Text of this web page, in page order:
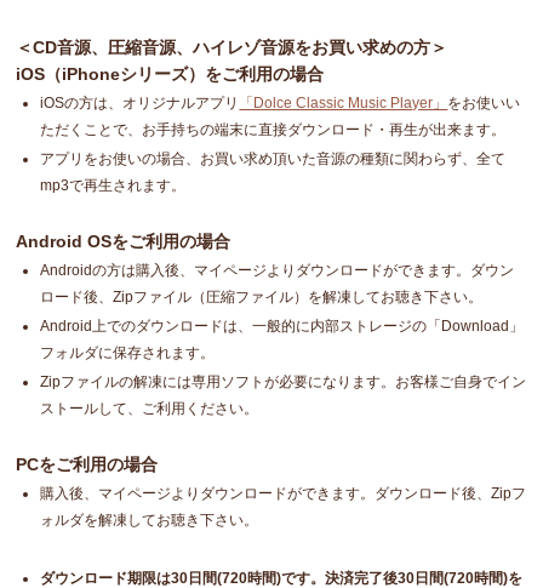
＜CD音源、圧縮音源、ハイレゾ音源をお買い求めの方＞
iOS（iPhoneシリーズ）をご利用の場合
iOSの方は、オリジナルアプリ 「Dolce Classic Music Player」 をお使いい
ただくことで、お手持ちの端末に直接ダウンロード・再生が出来ます。
アプリをお使いの場合、お買い求め頂いた音源の種類に関わらず、全て
mp3で再生されます。
Android OSをご利用の場合
Androidの方は購入後、マイページよりダウンロードができます。ダウン
ロード後、Zipファイル（圧縮ファイル）を解凍してお聴き下さい。
Android上でのダウンロードは、一般的に内部ストレージの「Download」
フォルダに保存されます。
Zipファイルの解凍には専用ソフトが必要になります。お客様ご自身でイン
ストールして、ご利用ください。
PCをご利用の場合
購入後、マイページよりダウンロードができます。ダウンロード後、Zipフ
ォルダを解凍してお聴き下さい。
ダウンロード期限は30日間(720時間)です。決済完了後30日間(720時間)を